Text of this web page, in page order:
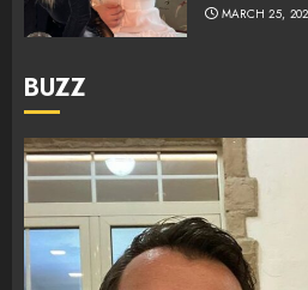
MARCH 25,
BUZZ